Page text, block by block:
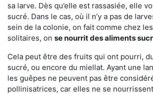
sa larve. Dès qu’elle est rassasiée, elle
sucré. Dans le cas, où il n’y a pas de
sein de la colonie, on fait comme chez
solitaires, on se nourrit des aliments
Cela peut être des fruits qui ont pourri,
sucré, ou encore du miellat. Ayant une
les guêpes ne peuvent pas être
pollinisatrices, car elles ne se